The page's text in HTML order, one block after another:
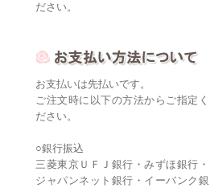
ださい。
お支払いは先払いです。
ご注文時に以下の方法からご指定く
ださい。
○銀行振込
三菱東京ＵＦＪ銀行・みずほ銀行・
ジャパンネット銀行・イーバンク銀